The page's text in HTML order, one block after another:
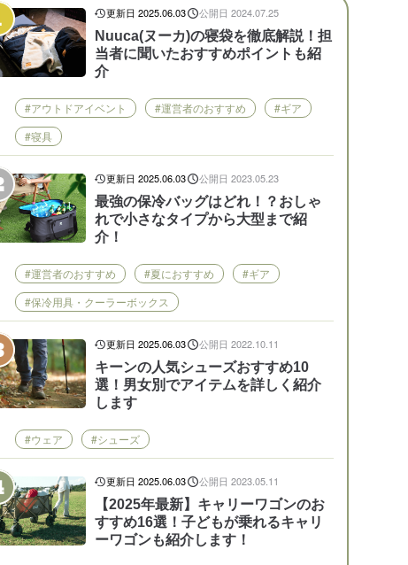
更新日 2025.06.03 公開日 2024.07.25
Nuuca(ヌーカ)の寝袋を徹底解説！担
当者に聞いたおすすめポイントも紹
介
#アウトドアイベント #運営者のおすすめ
#ギア
#寝具
更新日 2025.06.03 公開日 2023.05.23
最強の保冷バッグはどれ！？おしゃ
れで小さなタイプから大型まで紹
介！
#運営者のおすすめ #夏におすすめ
#ギア
#保冷用具・クーラーボックス
更新日 2025.06.03 公開日 2022.10.11
キーンの人気シューズおすすめ10
選！男女別でアイテムを詳しく紹介
します
#ウェア #シューズ
更新日 2025.06.03 公開日 2023.05.11
【2025年最新】キャリーワゴンのお
すすめ16選！子どもが乗れるキャリ
ーワゴンも紹介します！